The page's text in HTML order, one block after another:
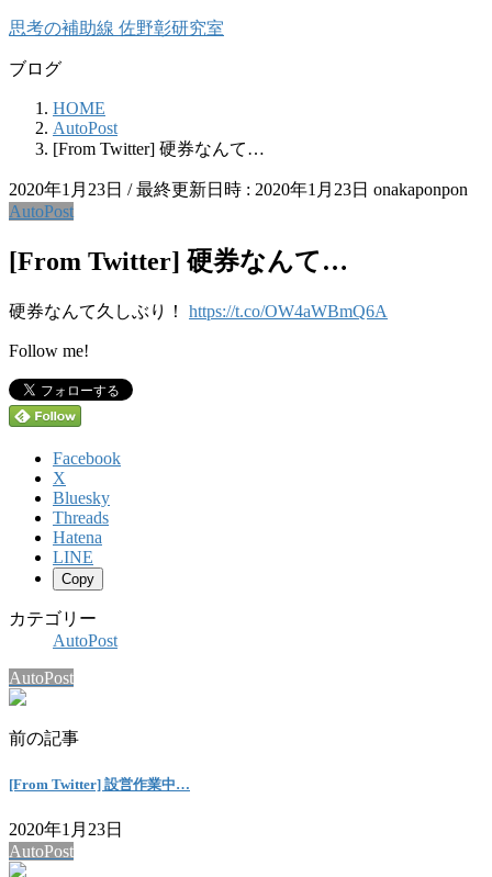
コ
テ
キ
ッ
ナ
ゲ
に
移
思考の補助線 佐野彰研究室
ブログ
HOME
AutoPost
[From Twitter] 硬券なんて…
2020年1月23日 / 最終更新日時 : 2020年1月23日 onakaponpon
AutoPost
[From Twitter] 硬券なんて…
硬券なんて久しぶり！ https://t.co/OW4aWBmQ6A
Follow me!
Facebook
X
Bluesky
Threads
Hatena
LINE
Copy
カテゴリー
AutoPost
AutoPost
前の記事
[From Twitter] 設営作業中…
2020年1月23日
AutoPost